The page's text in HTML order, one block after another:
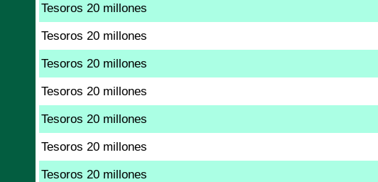
Tesoros 20 millones
Tesoros 20 millones
Tesoros 20 millones
Tesoros 20 millones
Tesoros 20 millones
Tesoros 20 millones
Tesoros 20 millones